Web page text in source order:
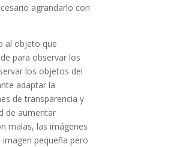
agrandarlo con
al objeto que
para observar los
los objetos del
adaptar la
de transparencia y
de aumentar
malas, las imágenes
pequeña pero